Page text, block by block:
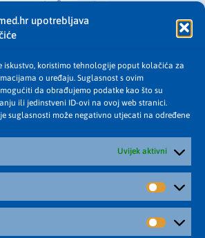
upotrebljava
iskustvo, koristimo tehnologije poput kolačića za
o uređaju. Suglasnost s ovim
da obrađujemo podatke kao što su
ili jedinstveni ID-ovi na ovoj web stranici.
suglasnosti može negativno utjecati na određene
Uvijek aktivni
ZA ISPIRANJE USTA